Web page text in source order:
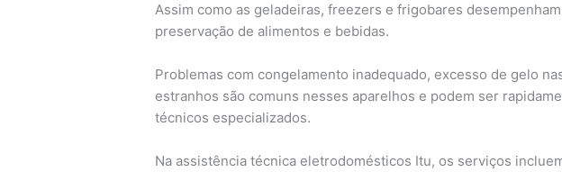
Assim como as geladeiras, freezers e frigobares
preservação de alimentos e bebidas.
Problemas com congelamento inadequado, excesso de gelo
estranhos são comuns nesses aparelhos e podem ser
técnicos especializados.
Na assistência técnica eletrodomésticos Itu, os serviços